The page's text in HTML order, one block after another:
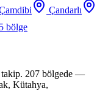
Çandarlı
bölge
takip. 207 bölgede —
Kütahya,